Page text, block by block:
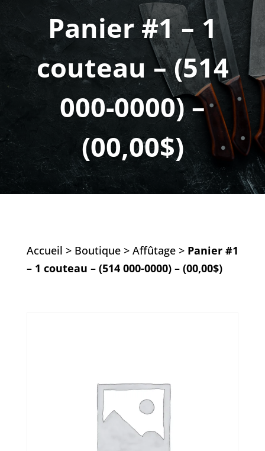
Panier #1 – 1
couteau – (514
000-0000) –
(00,00$)
Accueil > Boutique> Affûtage> Panier #1
– 1 couteau – (514 000-0000) – (00,00$)